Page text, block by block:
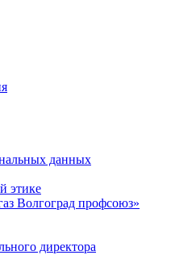
данных
этике
Волгоград профсоюз»
директора